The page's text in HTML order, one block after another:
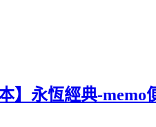
】永恆經典-memo